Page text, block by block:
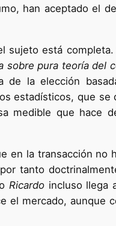
han aceptado el
sujeto está
sobre pura teoría del
de la elección
estadísticos, que se
medible que hace
en la transacción no
tanto
Ricardoincluso llega
el mercado, aunque